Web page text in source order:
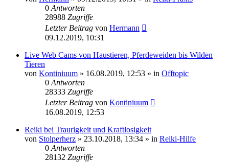
0 Antworten
28988 Zugriffe
Letzter Beitrag von Hermann
09.12.2019, 10:31
Live Web Cams von Haustieren, Pferdeweiden bis Wilden
Tieren
von Kontiniuum » 16.08.2019, 12:53 » in Offtopic
0 Antworten
28333 Zugriffe
Letzter Beitrag von Kontiniuum
16.08.2019, 12:53
Reiki bei Traurigkeit und Kraftlosigkeit
von Stolperherz » 23.10.2018, 13:34 » in Reiki-Hilfe
0 Antworten
28132 Zugriffe